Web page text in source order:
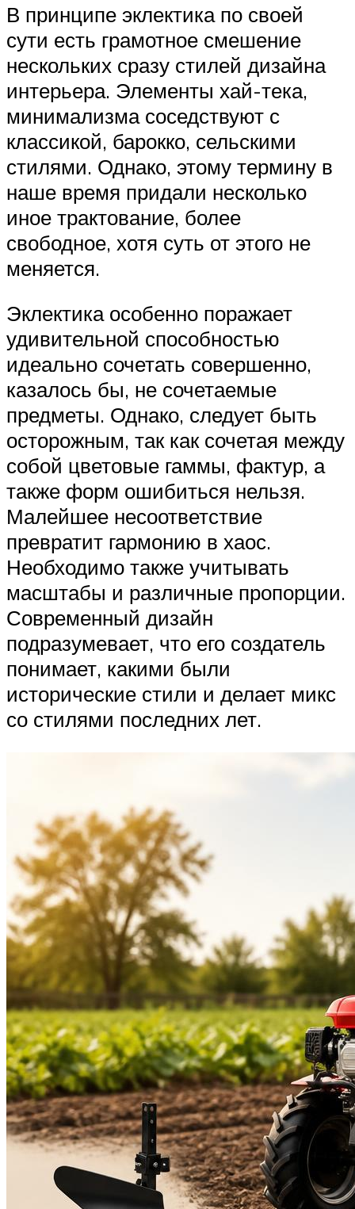
В принципе эклектика по своей
сути есть грамотное смешение
нескольких сразу стилей дизайна
интерьера. Элементы хай-тека,
минимализма соседствуют с
классикой, барокко, сельскими
стилями. Однако, этому термину в
наше время придали несколько
иное трактование, более
свободное, хотя суть от этого не
меняется.
Эклектика особенно поражает
удивительной способностью
идеально сочетать совершенно,
казалось бы, не сочетаемые
предметы. Однако, следует быть
осторожным, так как сочетая между
собой цветовые гаммы, фактур, а
также форм ошибиться нельзя.
Малейшее несоответствие
превратит гармонию в хаос.
Необходимо также учитывать
масштабы и различные пропорции.
Современный дизайн
подразумевает, что его создатель
понимает, какими были
исторические стили и делает микс
со стилями последних лет.